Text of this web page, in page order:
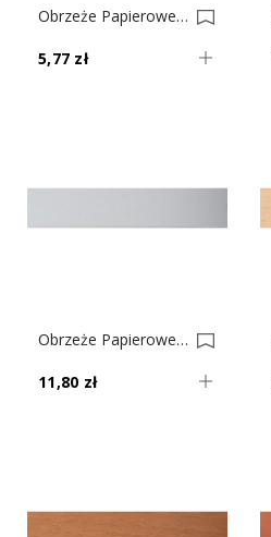
Obrzeże Papierowe Z Klejem Jabłoń Locarno Jasna Nr 155 0001613-0001637
5,77 zł
Obrzeże Papierowe Z Klejem Aluminium Gładkie Nr 58 0001610-0001635
11,80 zł